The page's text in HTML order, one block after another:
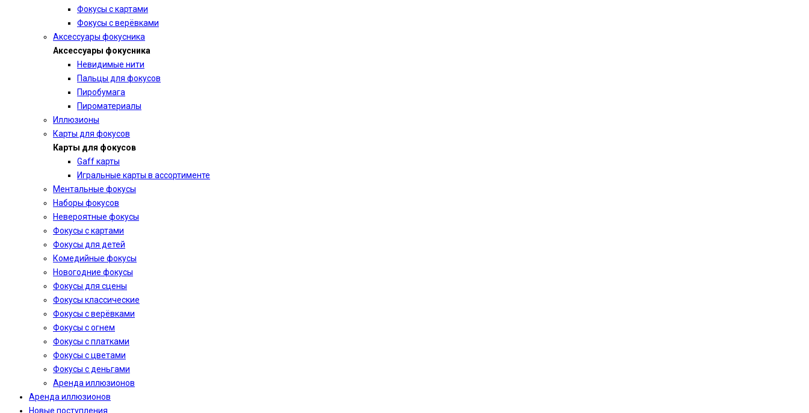
Фокусы с картами
Фокусы с верёвками
Аксессуары фокусника
Аксессуары фокусника
Невидимые нити
Пальцы для фокусов
Пиробумага
Пироматериалы
Иллюзионы
Карты для фокусов
Карты для фокусов
Gaff карты
Игральные карты в ассортименте
Ментальные фокусы
Наборы фокусов
Невероятные фокусы
Фокусы с картами
Фокусы для детей
Комедийные фокусы
Новогодние фокусы
Фокусы для сцены
Фокусы классические
Фокусы с верёвками
Фокусы с огнем
Фокусы с платками
Фокусы с цветами
Фокусы с деньгами
Аренда иллюзионов
Аренда иллюзионов
Новые поступления